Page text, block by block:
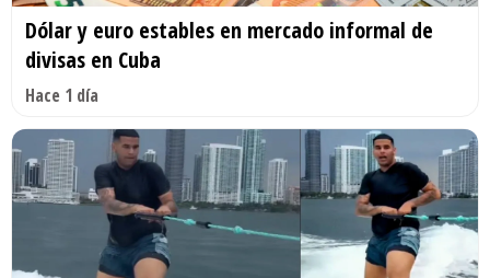
Dólar y euro estables en mercado informal de
divisas en Cuba
Hace 1 día